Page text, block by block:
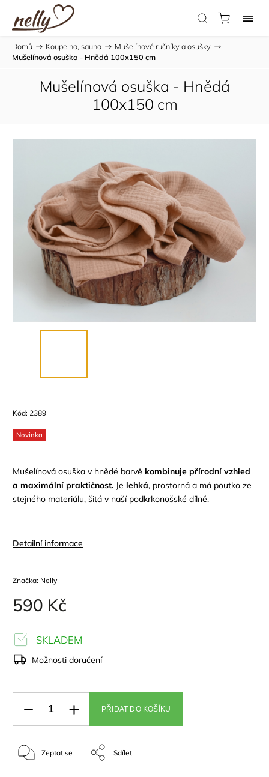
Domů / Koupelna, sauna / Mušelínové ručníky a osušky /
Mušelínová osuška - Hnědá 100x150 cm
Mušelínová osuška - Hnědá
100x150 cm
Kód: 2389
Novinka
Mušelínová osuška v hnědé barvě kombinuje přírodní vzhled
a maximální praktičnost. Je lehká, prostorná a má poutko ze
stejného materiálu, šitá v naší podkrkonošské dílně.
Detailní informace
Značka: Nelly
590 Kč
SKLADEM
Možnosti doručení
PŘIDAT DO KOŠÍKU
Zeptat se Sdílet